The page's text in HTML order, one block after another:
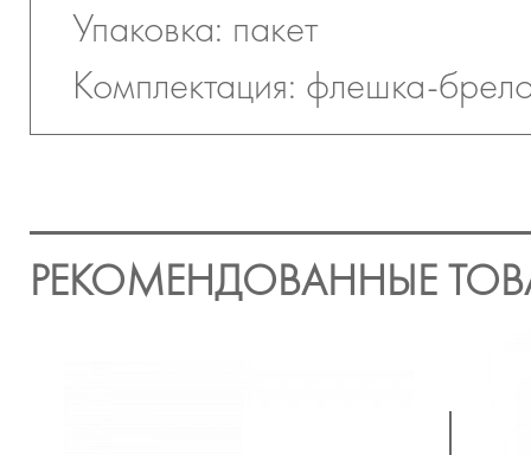
Упаковка: пакет
Комплектация: флешка-
РЕКОМЕНДОВАННЫЕ